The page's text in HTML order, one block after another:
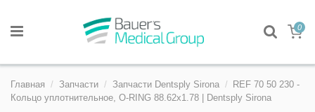
0
Главная Запчасти Запчасти Dentsply Sirona
REF 70 50 230 -
Кольцо уплотнительное, O-RING 88.62х1.78 | Dentsply Sirona